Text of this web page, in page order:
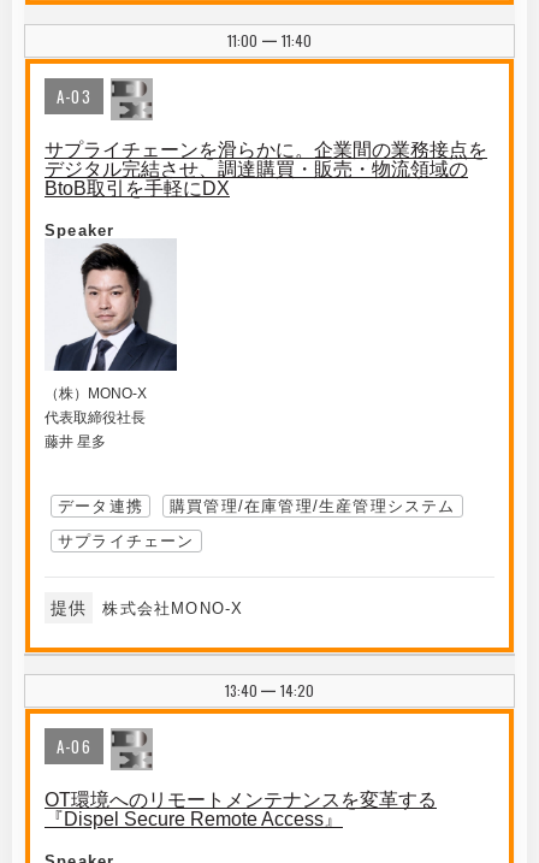
11:00 | 11:40
A-03
サプライチェーンを滑らかに。企業間の業務接点を
デジタル完結させ、調達購買・販売・物流領域の
BtoB取引を手軽にDX
Speaker
（株）MONO-X
代表取締役社長
藤井 星多
データ連携
購買管理/在庫管理/生産管理システム
サプライチェーン
提供 株式会社MONO-X
13:40 | 14:20
A-06
OT環境へのリモートメンテナンスを変革する
『Dispel Secure Remote Access』